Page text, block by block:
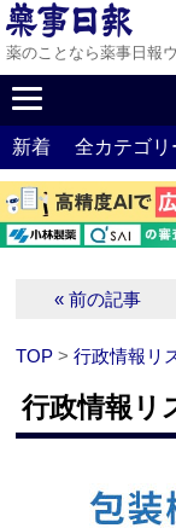
薬のことなら薬事日報
新着 全カテゴリ
« 前の記事
TOP >行政情報リ
行政情報